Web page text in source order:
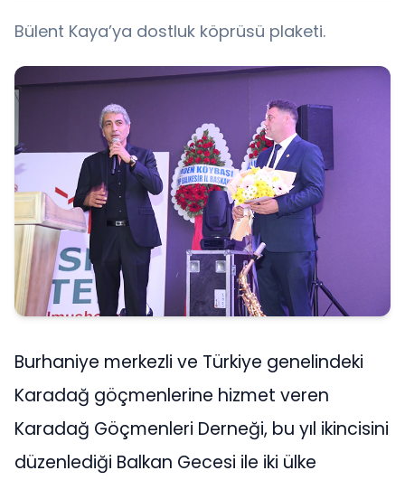
Bülent Kaya’ya dostluk köprüsü plaketi.
Burhaniye merkezli ve Türkiye genelindeki
Karadağ göçmenlerine hizmet veren
Karadağ Göçmenleri Derneği, bu yıl ikincisini
düzenlediği Balkan Gecesi ile iki ülke